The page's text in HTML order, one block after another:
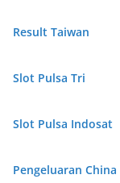
Result Taiwan
Slot Pulsa Tri
Slot Pulsa Indosat
Pengeluaran China